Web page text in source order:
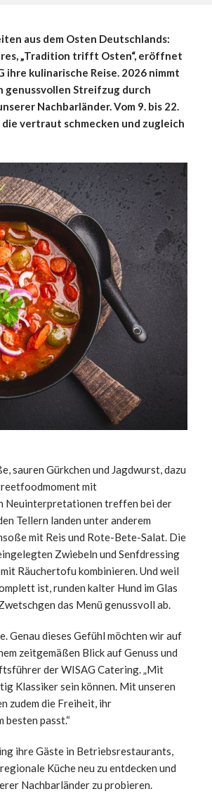
aus dem Osten Deutschlands:
„Tradition trifft Osten“, eröffnet
ihre kulinarische Reise. 2026 nimmt
genussvollen Streifzug durch
Nachbarländer. Vom 9. bis 22.
vertraut schmecken und zugleich
sauren Gürkchen und Jagdwurst, dazu
mit
Neuinterpretationen treffen bei der
Tellern landen unter anderem
mit Reis und Rote-Bete-Salat. Die
Zwiebeln und Senfdressing
Räuchertofu kombinieren. Und weil
ist, runden kalter Hund im Glas
das Menü genussvoll ab.
Genau dieses Gefühl möchten wir auf
zeitgemäßen Blick auf Genuss und
der WISAG Catering. „Mit
Klassiker sein können. Mit unseren
zudem die Freiheit, ihr
besten passt.“
ihre Gäste in Betriebsrestaurants,
Küche neu zu entdecken und
Nachbarländer zu probieren.